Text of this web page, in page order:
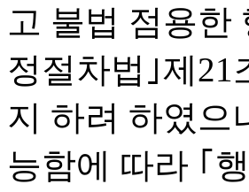
고 불법 점용한
정절차법｣제21
지 하려 하였으
능함에 따라 ｢